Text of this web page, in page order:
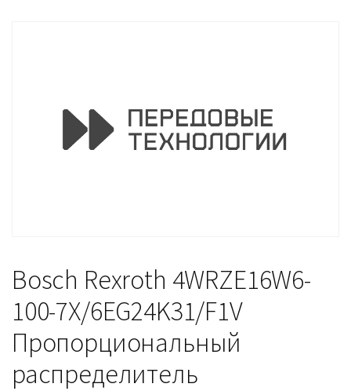
Bosch Rexroth 4WRZE16W6-
100-7X/6EG24K31/F1V
Пропорциональный
распределитель